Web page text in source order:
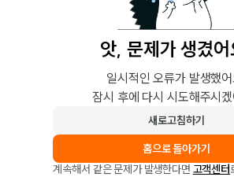
앗, 문제가 생겼
일시적인 오류가 발생했
잠시 후에 다시 시도해주시
새로고침하기
홈으로 돌아가기
계속해서 같은 문제가 발생한다면 고객센터